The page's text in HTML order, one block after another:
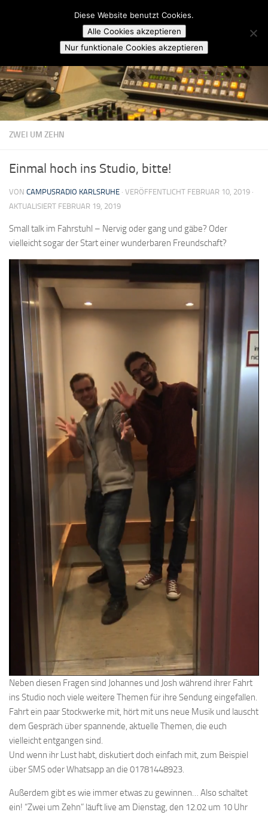
Skip to content
Campusradio Karlsruhe
ZWEI UM ZEHN
Einmal hoch ins Studio, bitte!
VON CAMPUSRADIO KARLSRUHE · VERÖFFENTLICHT FEBRUAR 10, 2019 ·
AKTUALISIERT FEBRUAR 19, 2019
Small talk im Fahrstuhl – Nervig oder gang und gäbe? Oder
vielleicht sogar der Start einer wunderbaren Freundschaft?
Neben diesen Fragen sind Johannes und Josh während ihrer Fahrt
ins Studio noch viele weitere Themen für ihre Sendung eingefallen.
Fahrt ein paar Stockwerke mit, hört mit uns neue Musik und lauscht
dem Gespräch über spannende, aktuelle Themen, die euch
vielleicht entgangen sind.
Und wenn ihr Lust habt, diskutiert doch einfach mit, zum Beispiel
über SMS oder Whatsapp an die 01781448923.
Außerdem gibt es wie immer etwas zu gewinnen… Also schaltet
ein! “Zwei um Zehn” läuft live am Dienstag, den 12.02 um 10 Uhr
Diese Website benutzt Cookies.
Alle Cookies akzeptieren
Nur funktionale Cookies akzeptieren